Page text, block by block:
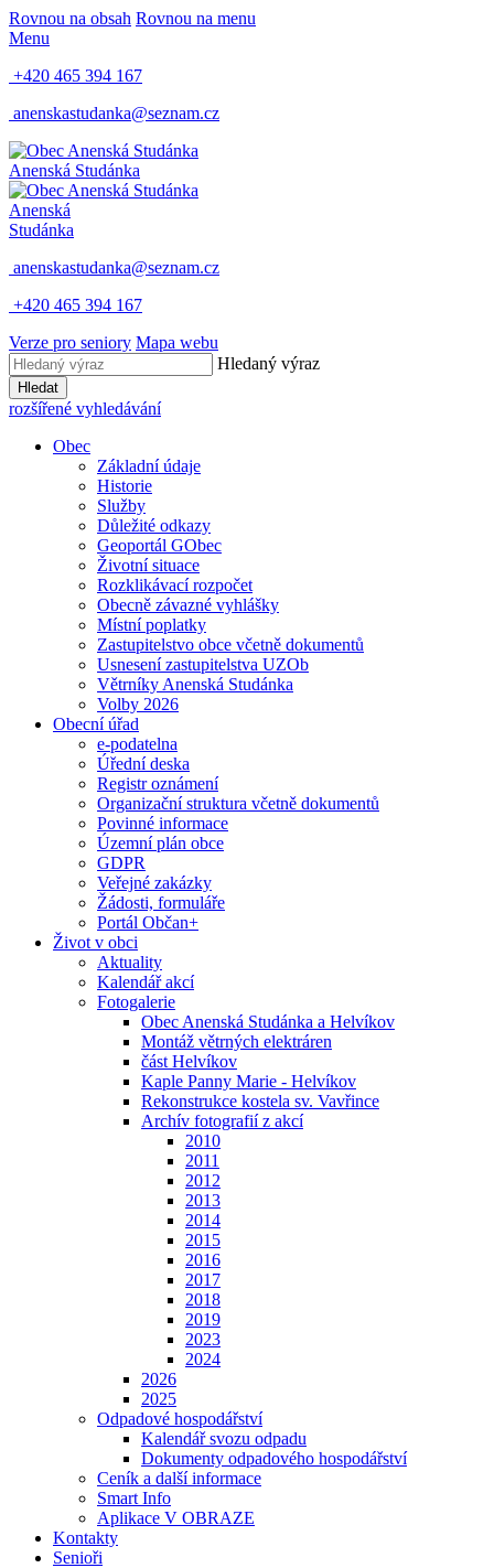
Rovnou na obsah Rovnou na menu
Menu
+420 465 394 167
anenskastudanka@seznam.cz
Anenská Studánka
Anenská
Studánka
anenskastudanka@seznam.cz
+420 465 394 167
Verze pro seniory Mapa webu
Hledaný výraz
Hledat
rozšířené vyhledávání
Obec
Základní údaje
Historie
Služby
Důležité odkazy
Geoportál GObec
Životní situace
Rozklikávací rozpočet
Obecně závazné vyhlášky
Místní poplatky
Zastupitelstvo obce včetně dokumentů
Usnesení zastupitelstva UZOb
Větrníky Anenská Studánka
Volby 2026
Obecní úřad
e-podatelna
Úřední deska
Registr oznámení
Organizační struktura včetně dokumentů
Povinné informace
Územní plán obce
GDPR
Veřejné zakázky
Žádosti, formuláře
Portál Občan+
Život v obci
Aktuality
Kalendář akcí
Fotogalerie
Obec Anenská Studánka a Helvíkov
Montáž větrných elektráren
část Helvíkov
Kaple Panny Marie - Helvíkov
Rekonstrukce kostela sv. Vavřince
Archív fotografií z akcí
2010
2011
2012
2013
2014
2015
2016
2017
2018
2019
2023
2024
2026
2025
Odpadové hospodářství
Kalendář svozu odpadu
Dokumenty odpadového hospodářství
Ceník a další informace
Smart Info
Aplikace V OBRAZE
Kontakty
Senioři